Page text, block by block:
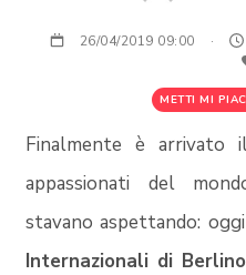
26/04/2019 09:00 ·
METTI MI
Finalmente è
appassionati del
stavano aspettando:
Internazionali di Berlino